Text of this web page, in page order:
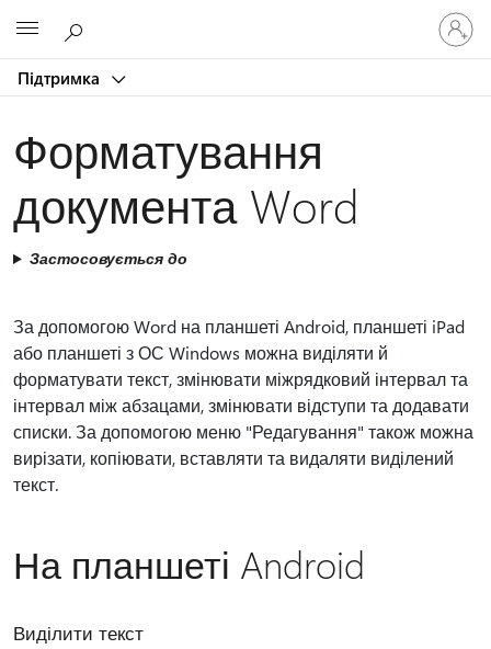
Підтримка
Увійдіть
свій
запис
Форматування
документа Word
Застосовується до
За допомогою Word на планшеті Android, планшеті iPad
або планшеті з ОС Windows можна виділяти й
форматувати текст, змінювати міжрядковий інтервал та
інтервал між абзацами, змінювати відступи та додавати
списки. За допомогою меню "Редагування" також можна
вирізати, копіювати, вставляти та видаляти виділений
текст.
На планшеті Android
Виділити текст